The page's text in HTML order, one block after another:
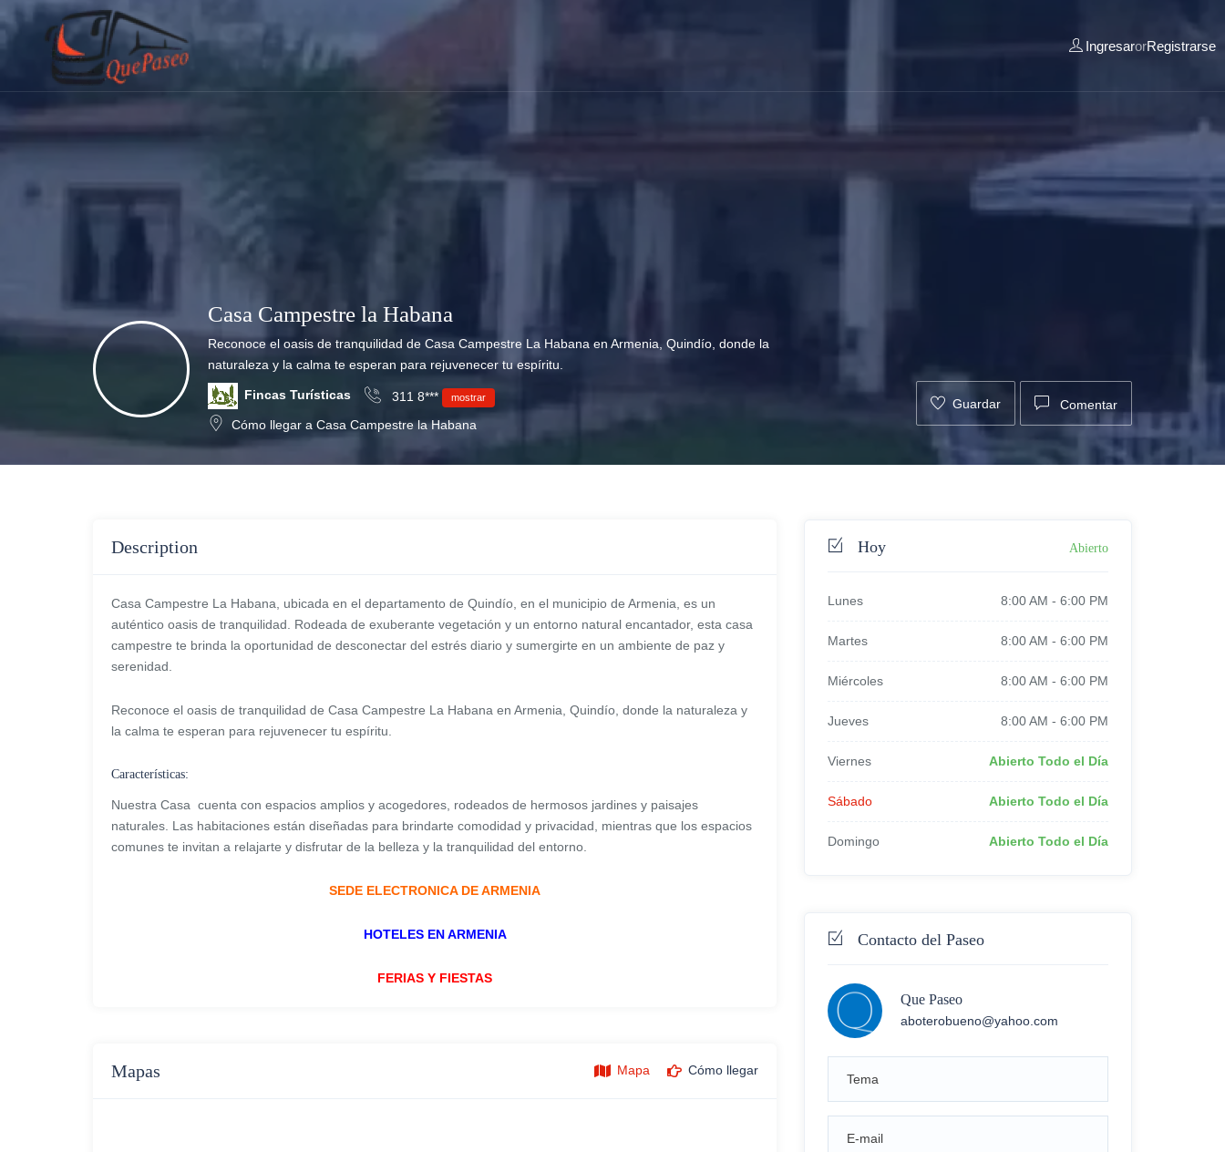
IngresarorRegistrarse
Casa Campestre la Habana
Reconoce el oasis de tranquilidad de Casa Campestre La Habana en Armenia, Quindío, donde la
naturaleza y la calma te esperan para rejuvenecer tu espíritu.
Fincas Turísticas 311 8*** mostrar
Cómo llegar a Casa Campestre la Habana
Guardar Comentar
Description
Casa Campestre La Habana, ubicada en el departamento de Quindío, en el municipio de Armenia, es un
auténtico oasis de tranquilidad. Rodeada de exuberante vegetación y un entorno natural encantador, esta casa
campestre te brinda la oportunidad de desconectar del estrés diario y sumergirte en un ambiente de paz y
serenidad.
Reconoce el oasis de tranquilidad de Casa Campestre La Habana en Armenia, Quindío, donde la naturaleza y
la calma te esperan para rejuvenecer tu espíritu.
Características:
Nuestra Casa cuenta con espacios amplios y acogedores, rodeados de hermosos jardines y paisajes
naturales. Las habitaciones están diseñadas para brindarte comodidad y privacidad, mientras que los espacios
comunes te invitan a relajarte y disfrutar de la belleza y la tranquilidad del entorno.
SEDE ELECTRONICA DE ARMENIA
HOTELES EN ARMENIA
FERIAS Y FIESTAS
Mapas Mapa Cómo llegar
Hoy Abierto
Lunes 8:00 AM - 6:00 PM
Martes 8:00 AM - 6:00 PM
Miércoles 8:00 AM - 6:00 PM
Jueves 8:00 AM - 6:00 PM
Viernes Abierto Todo el Día
Sábado Abierto Todo el Día
Domingo Abierto Todo el Día
Contacto del Paseo
Que Paseo
aboterobueno@yahoo.com